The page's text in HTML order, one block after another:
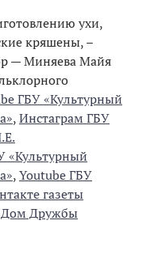
ухи,
кряшены, –
— Миняева Майя
ГБУ «Культурный
,Инстаграм ГБУ
«Культурный
,Youtube ГБУ
газеты
Дружбы